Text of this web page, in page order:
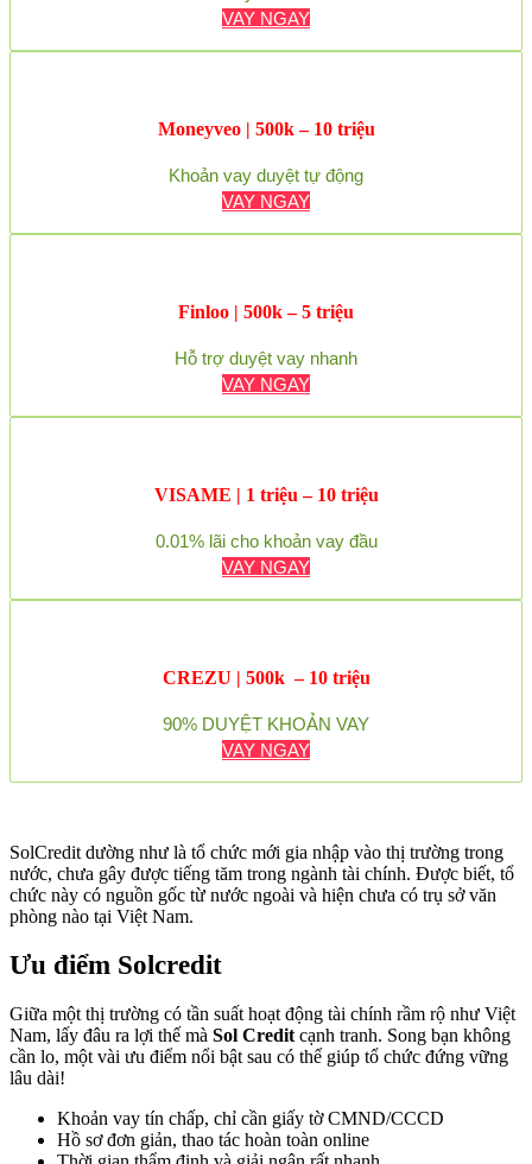
VAY NGAY
Moneyveo | 500k – 10 triệu
Khoản vay duyệt tự động
VAY NGAY
Finloo | 500k – 5 triệu
Hỗ trợ duyệt vay nhanh
VAY NGAY
VISAME | 1 triệu – 10 triệu
0.01% lãi cho khoản vay đầu
VAY NGAY
CREZU | 500k – 10 triệu
90% DUYỆT KHOẢN VAY
VAY NGAY
SolCredit dường như là tổ chức mới gia nhập vào thị trường trong
nước, chưa gây được tiếng tăm trong ngành tài chính. Được biết, tổ
chức này có nguồn gốc từ nước ngoài và hiện chưa có trụ sở văn
phòng nào tại Việt Nam.
Ưu điểm Solcredit
Giữa một thị trường có tần suất hoạt động tài chính rầm rộ như Việt
Nam, lấy đâu ra lợi thế mà Sol Credit cạnh tranh. Song bạn không
cần lo, một vài ưu điểm nổi bật sau có thể giúp tổ chức đứng vững
lâu dài!
Khoản vay tín chấp, chỉ cần giấy tờ CMND/CCCD
Hồ sơ đơn giản, thao tác hoàn toàn online